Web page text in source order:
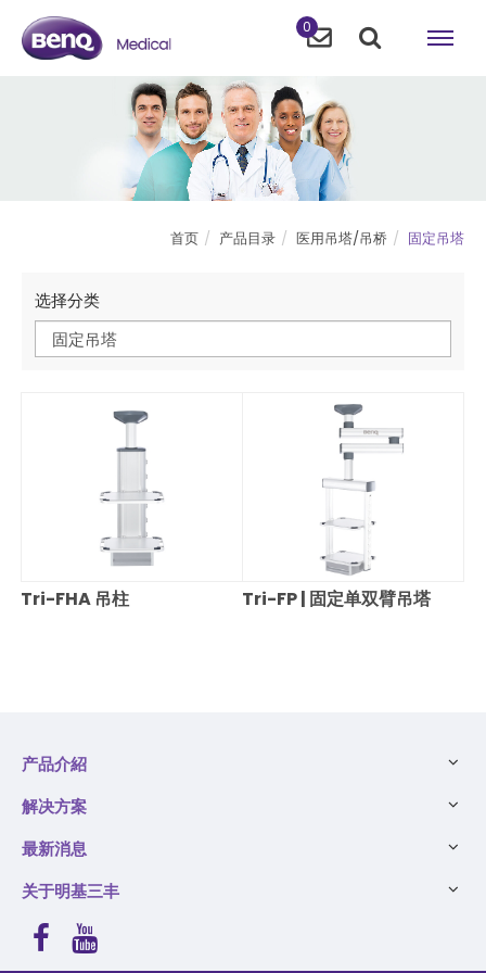
0
首页 产品目录 医用吊塔/吊桥 固定吊塔
选择分类
固定吊塔
Tri-FHA 吊柱 Tri-FP | 固定单双臂吊塔
产品介紹
解决方案
最新消息
关于明基三丰